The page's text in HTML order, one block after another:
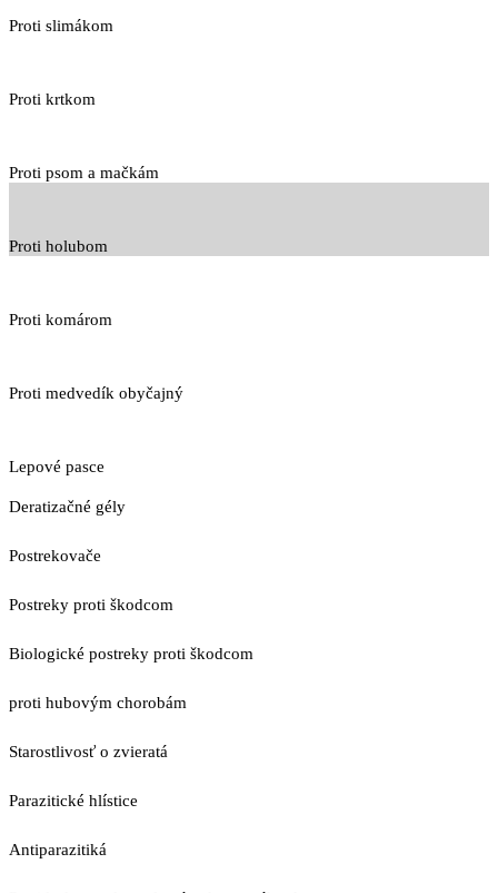
Proti slimákom
Proti krtkom
Proti psom a mačkám
Proti holubom
Proti komárom
Proti medvedík obyčajný
Lepové pasce
Deratizačné gély
Postrekovače
Postreky proti škodcom
Biologické postreky proti škodcom
proti hubovým chorobám
Starostlivosť o zvieratá
Parazitické hlístice
Antiparazitiká